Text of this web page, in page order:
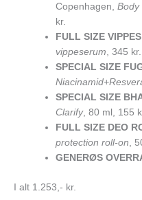
Copenhagen,Body
kr.
FULL SIZE
vippeserum , 345 kr.
SPECIAL SIZE
SPECIAL SIZE
Clarify, 80 ml, 155
FULL SIZE DEO
protection roll-on ,
GENERØS
I alt 1.253,- kr.